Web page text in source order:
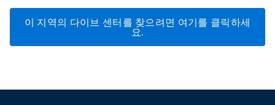
이 지역의 다이브 센터를 찾으려면 여기를 클릭하세
요.